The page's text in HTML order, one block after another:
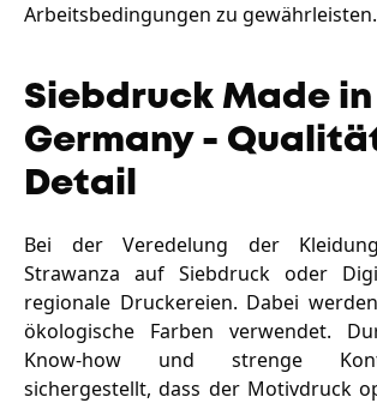
Arbeitsbedingungen zu gewährleisten.
Siebdruck Made in
Germany -
Detail
Bei der Veredelung der
Strawanza auf Siebdruck oder
regionale Druckereien. Dabei
ökologische Farben verwendet.
Know-how und strenge
sichergestellt, dass der Motivdruck